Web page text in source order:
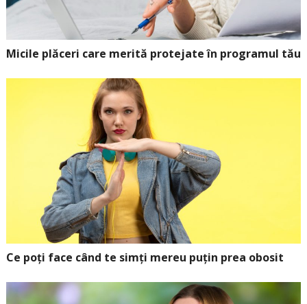
Micile plăceri care merită protejate în programul tău
Ce poți face când te simți mereu puțin prea obosit